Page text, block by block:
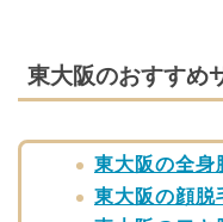
東大阪のおすすめ
東大阪の全身
東大阪の顔脱